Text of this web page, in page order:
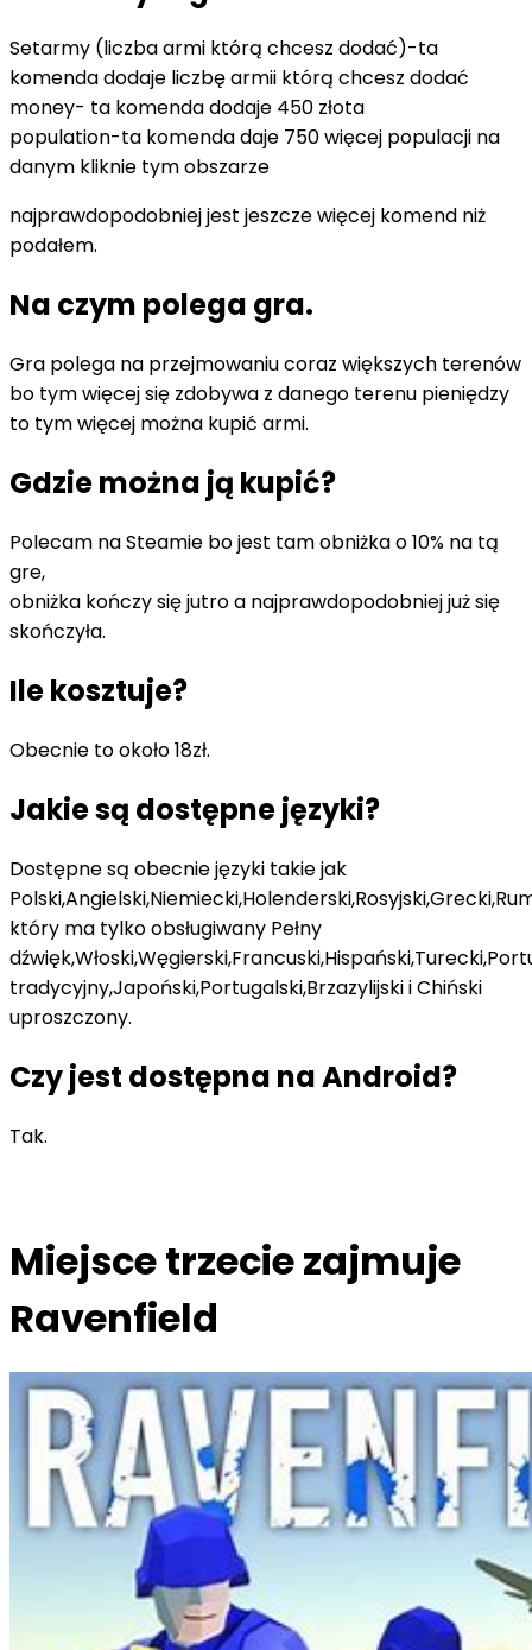
Setarmy (liczba armi którą chcesz dodać)-ta
komenda dodaje liczbę armii którą chcesz dodać
money- ta komenda dodaje 450 złota
population-ta komenda daje 750 więcej populacji na
danym kliknie tym obszarze
najprawdopodobniej jest jeszcze więcej komend niż
podałem.
Na czym polega gra.
Gra polega na przejmowaniu coraz większych terenów
bo tym więcej się zdobywa z danego terenu pieniędzy
to tym więcej można kupić armi.
Gdzie można ją kupić?
Polecam na Steamie bo jest tam obniżka o 10% na tą
gre,
obniżka kończy się jutro a najprawdopodobniej już się
skończyła.
Ile kosztuje?
Obecnie to około 18zł.
Jakie są dostępne języki?
Dostępne są obecnie języki takie jak
który ma tylko obsługiwany Pełny
tradycyjny,Japoński,Portugalski,Brzazylijski i Chiński
uproszczony.
Czy jest dostępna na Android?
Tak.
Miejsce trzecie zajmuje
Ravenfield